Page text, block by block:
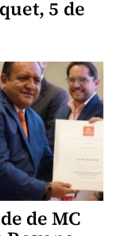
5 de
de MC